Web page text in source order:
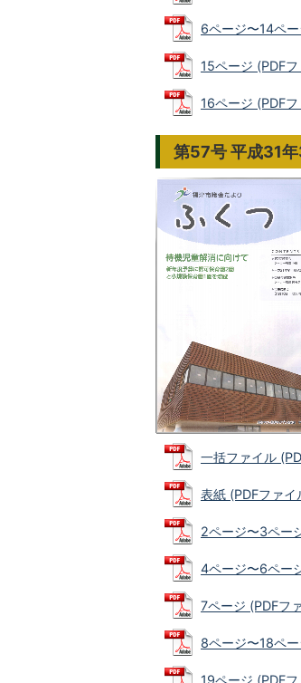
6ページ〜14ペ
15ページ (PDF
16ページ (PDF
第57号 平成31年
一括ファイル
表紙 (PDFファイ
2ページ〜3ペー
4ページ〜6ペー
7ページ (PDFフ
8ページ〜18ペ
19ページ (PDF